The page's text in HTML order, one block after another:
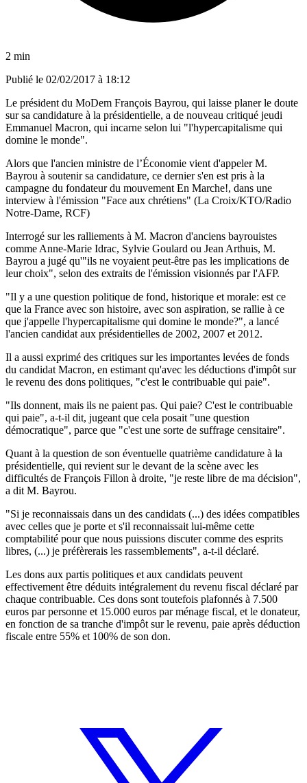
2 min
Publié le 02/02/2017 à 18:12
Le président du MoDem François Bayrou, qui laisse planer le doute
sur sa candidature à la présidentielle, a de nouveau critiqué jeudi
Emmanuel Macron, qui incarne selon lui "l'hypercapitalisme qui
domine le monde".
Alors que l'ancien ministre de l’Économie vient d'appeler M.
Bayrou à soutenir sa candidature, ce dernier s'en est pris à la
campagne du fondateur du mouvement En Marche!, dans une
interview à l'émission "Face aux chrétiens" (La Croix/KTO/Radio
Notre-Dame, RCF)
Interrogé sur les ralliements à M. Macron d'anciens bayrouistes
comme Anne-Marie Idrac, Sylvie Goulard ou Jean Arthuis, M.
Bayrou a jugé qu'"ils ne voyaient peut-être pas les implications de
leur choix", selon des extraits de l'émission visionnés par l'AFP.
"Il y a une question politique de fond, historique et morale: est ce
que la France avec son histoire, avec son aspiration, se rallie à ce
que j'appelle l'hypercapitalisme qui domine le monde?", a lancé
l'ancien candidat aux présidentielles de 2002, 2007 et 2012.
Il a aussi exprimé des critiques sur les importantes levées de fonds
du candidat Macron, en estimant qu'avec les déductions d'impôt sur
le revenu des dons politiques, "c'est le contribuable qui paie".
"Ils donnent, mais ils ne paient pas. Qui paie? C'est le contribuable
qui paie", a-t-il dit, jugeant que cela posait "une question
démocratique", parce que "c'est une sorte de suffrage censitaire".
Quant à la question de son éventuelle quatrième candidature à la
présidentielle, qui revient sur le devant de la scène avec les
difficultés de François Fillon à droite, "je reste libre de ma décision",
a dit M. Bayrou.
"Si je reconnaissais dans un des candidats (...) des idées compatibles
avec celles que je porte et s'il reconnaissait lui-même cette
comptabilité pour que nous puissions discuter comme des esprits
libres, (...) je préfèrerais les rassemblements", a-t-il déclaré.
Les dons aux partis politiques et aux candidats peuvent
effectivement être déduits intégralement du revenu fiscal déclaré par
chaque contribuable. Ces dons sont toutefois plafonnés à 7.500
euros par personne et 15.000 euros par ménage fiscal, et le donateur,
en fonction de sa tranche d'impôt sur le revenu, paie après déduction
fiscale entre 55% et 100% de son don.